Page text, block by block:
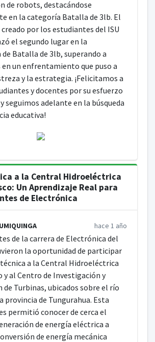
de robots, destacándose
en la categoría Batalla de 3lb. El
por los estudiantes del ISU
el segundo lugar en la
Batalla de 3lb, superando a
un enfrentamiento que puso a
y la estrategia. ¡Felicitamos a
y docentes por su esfuerzo
seguimos adelante en la búsqueda
educativa!
a la Central Hidroeléctrica
Un Aprendizaje Real para
de Electrónica
hace 1 año
de la carrera de Electrónica del
la oportunidad de participar
a la Central Hidroeléctrica
y al Centro de Investigación y
de Turbinas, ubicados sobre el río
provincia de Tungurahua. Esta
permitió conocer de cerca el
de energía eléctrica a
de energía mecánica